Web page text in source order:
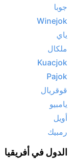
جوبا
Winejok
ياي
ملكال
Kuacjok
Pajok
قوقريال
يامبيو
أويل
رمبيك
الدول في أفريقيا